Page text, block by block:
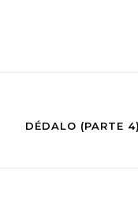
DÉDALO (PARTE